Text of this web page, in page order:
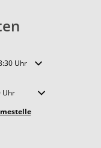
Schließzeiten
Uhr
Schließzeiten auszublenden
Uhr
Von 07:30 bis 12:00